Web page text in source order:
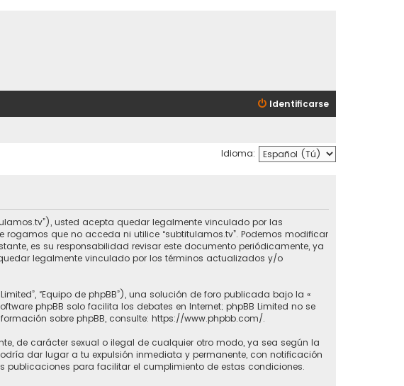
Identificarse
Idioma:
usted acepta quedar legalmente vinculado por las
que no acceda ni utilice “subtitulamos.tv”. Podemos modificar
es su responsabilidad revisar este documento periódicamente, ya
legalmente vinculado por los términos actualizados y/o
“Equipo de phpBB”), una solución de foro publicada bajo la «
phpBB solo facilita los debates en Internet; phpBB Limited no se
sobre phpBB, consulte: https://www.phpbb.com/.
de carácter sexual o ilegal de cualquier otro modo, ya sea según la
dar lugar a tu expulsión inmediata y permanente, con notificación
publicaciones para facilitar el cumplimiento de estas condiciones.